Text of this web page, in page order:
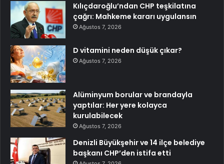
Kılıçdaroğlu’ndan CHP teşkilatına
çağrı: Mahkeme kararı uygulansın
Ağustos 7, 2026
D vitamini neden düşük çıkar?
Ağustos 7, 2026
Alüminyum borular ve brandayla
yaptılar: Her yere kolayca
kurulabilecek
Ağustos 7, 2026
Denizli Büyükşehir ve 14 ilçe belediye
başkanı CHP’den istifa etti